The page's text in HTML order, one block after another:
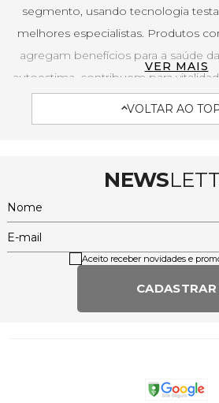
segmento, usando tecnologia
melhores especialistas. Produtos
agregam benefícios para a saúde
autoestima, contribuem para
transpiração sem limitar o
VER MAIS
VOLTAR AO
NEWS
Nome
E-mail
CADASTRAR
Aceito receber novidades e